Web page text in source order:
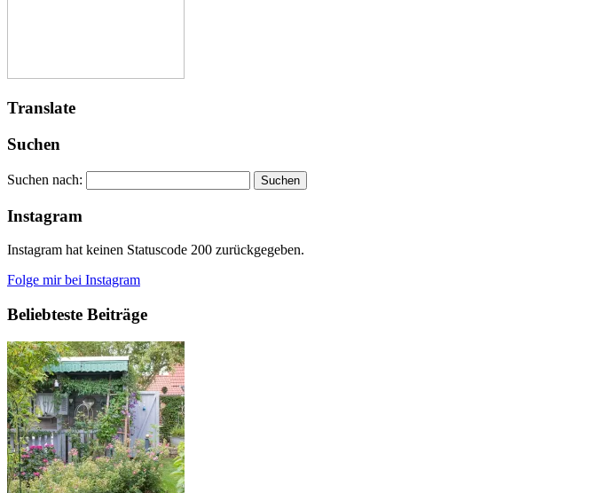
Translate
Suchen
Suchen nach:
Instagram
Instagram hat keinen Statuscode 200 zurückgegeben.
Folge mir bei Instagram
Beliebteste Beiträge